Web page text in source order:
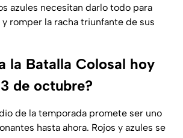
azules necesitan darlo todo para
romper la racha triunfante de sus
la Batalla Colosal hoy
de octubre?
de la temporada promete ser uno
hasta ahora. Rojos y azules se